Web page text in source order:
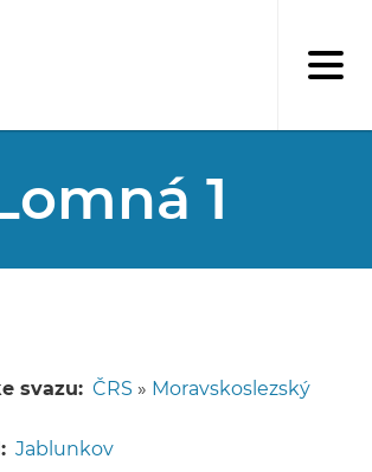
1
svazu ČRS » Moravskoslezský
Jablunkov